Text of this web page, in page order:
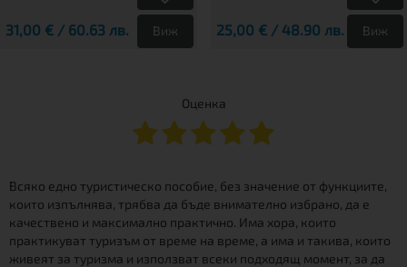
31,00 € / 60.63 лв. Виж 25,00 € / 48.90 лв. Виж
Оценка
Всяко едно туристическо пособие, без значение от функциите,
които изпълнява, трябва да бъде внимателно избрано, да е
качествено и максимално практично. Има хора, които
практикуват туризъм от време на време, а има и такива, които
живеят за туризма и използват всеки подходящ момент, за да